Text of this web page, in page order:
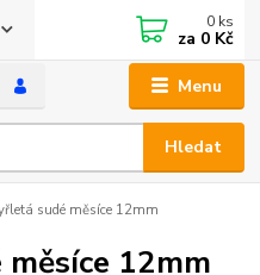
Menu
Hledat
0 ks
za 0 Kč
sudé měsíce 12mm
12mm